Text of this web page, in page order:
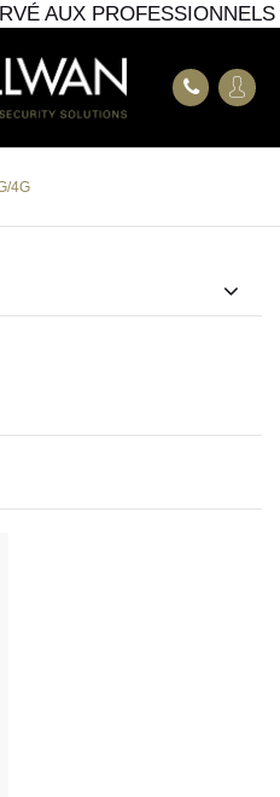
AUX PROFESSIONNELS
4G